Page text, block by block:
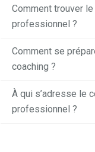
Comment trouver
professionnel ?
Comment se
coaching ?
À qui s’adresse le
professionnel ?